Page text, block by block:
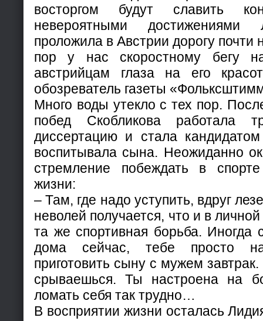
восторгом будут славить
невероятными достижениями
проложила в Австрии дорогу почти
пор у нас скоростному бегу
австрийцам глаза на его
обозреватель газеты
Много воды утекло с тех пор.
побед Скобликова работала
диссертацию и стала кандидатом
воспитывала сына. Неожиданно
стремление побеждать в
жизни:
– Там, где надо уступить, вдруг
неволей получается, что и в
та же спортивная борьба. Иногда
дома сейчас, тебе просто
приготовить сыну с мужем
срываешься. Ты настроена на
ломать себя так трудно…
В восприятии жизни осталась